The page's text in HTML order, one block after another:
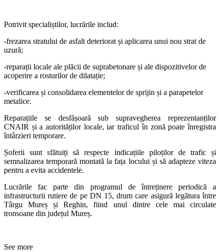
Potrivit specialiștilor, lucrările includ:
-frezarea stratului de asfalt deteriorat și aplicarea unui nou strat de
uzură;
-reparații locale ale plăcii de suprabetonare și ale dispozitivelor de
acoperire a rosturilor de dilatație;
-verificarea și consolidarea elementelor de sprijin și a parapetelor
metalice.
Reparațiile se desfășoară sub supravegherea reprezentanților
CNAIR și a autorităților locale, iar traficul în zonă poate înregistra
întârzieri temporare.
Șoferii sunt sfătuiți să respecte indicațiile piloților de trafic și
semnalizarea temporară montată la fața locului și să adapteze viteza
pentru a evita accidentele.
Lucrările fac parte din programul de întreținere periodică a
infrastructurii rutiere de pe DN 15, drum care asigură legătura între
Târgu Mureș și Reghin, fiind unul dintre cele mai circulate
tronsoane din județul Mureș.
See more